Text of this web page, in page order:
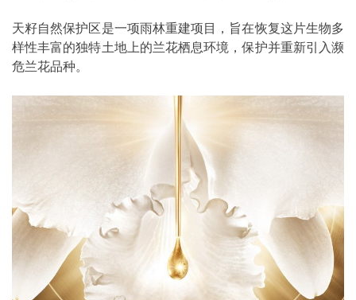
天籽自然保护区是一项雨林重建项目，旨在恢复这片生物多
样性丰富的独特土地上的兰花栖息环境，保护并重新引入濒
危兰花品种。